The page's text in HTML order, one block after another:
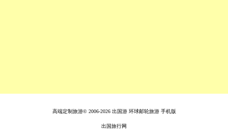
高端定制旅游© 2006-2026 出国游 环球邮轮旅游手机版
出国旅行网